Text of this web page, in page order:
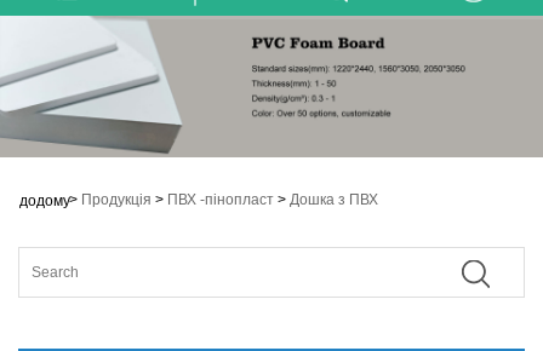
додому> Продукція > ПВХ -пінопласт > Дошка з ПВХ